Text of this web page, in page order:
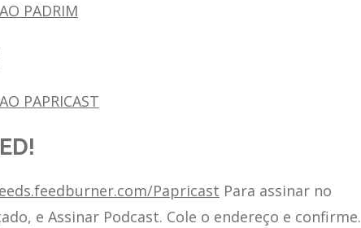
PADRIM
PAPRICAST
Papricast Para assinar no
e Assinar Podcast. Cole o endereço e confirme.